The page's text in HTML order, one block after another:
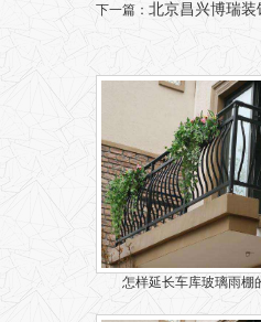
下一篇： 北京昌兴博瑞装
怎样延长车库玻璃雨棚